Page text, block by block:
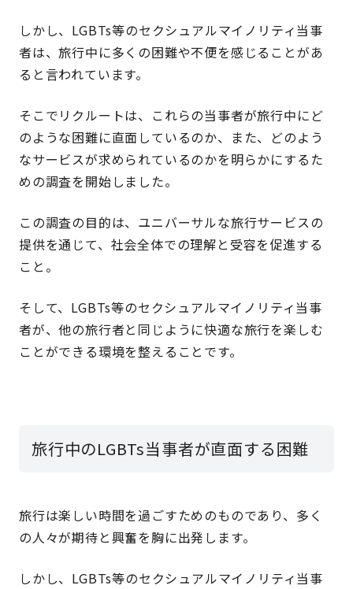
しかし、LGBTs等のセクシュアルマイノリティ当事
者は、旅行中に多くの困難や不便を感じることがあ
ると言われています。
そこでリクルートは、これらの当事者が旅行中にど
のような困難に直面しているのか、また、どのよう
なサービスが求められているのかを明らかにするた
めの調査を開始しました。
この調査の目的は、ユニバーサルな旅行サービスの
提供を通じて、社会全体での理解と受容を促進する
こと。
そして、LGBTs等のセクシュアルマイノリティ当事
者が、他の旅行者と同じように快適な旅行を楽しむ
ことができる環境を整えることです。
旅行中のLGBTs当事者が直面する困難
旅行は楽しい時間を過ごすためのものであり、多く
の人々が期待と興奮を胸に出発します。
しかし、LGBTs等のセクシュアルマイノリティ当事